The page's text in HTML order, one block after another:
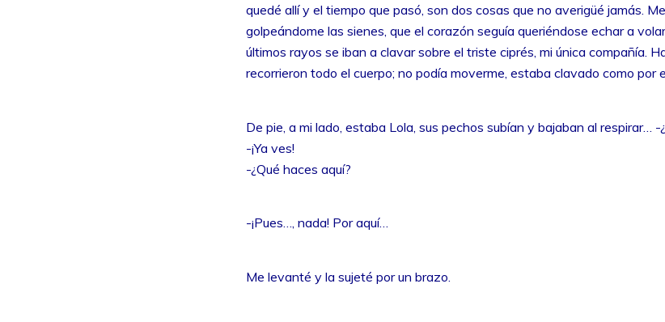
quedé allí y el tiempo que pasó, son dos cosas que no averigüé jamás.
golpeándome las sienes, que el corazón seguía queriéndose echar a
últimos rayos se iban a clavar sobre el triste ciprés, mi única compañía.
recorrieron todo el cuerpo; no podía moverme, estaba clavado como por
De pie, a mi lado, estaba Lola, sus pechos subían y bajaban al respirar… -
-¡Ya ves!
-¿Qué haces aquí?
-¡Pues…, nada! Por aquí…
Me levanté y la sujeté por un brazo.